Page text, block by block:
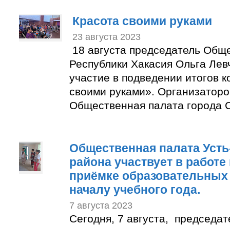
Красота своими руками
23 августа 2023
18 августа председатель
Республики Хакасия Ольга
участие в подведении итогов
своими руками».
Общественная палата города
Общественная палата
района участвует в
приёмке образовательных
началу учебного года.
7 августа 2023
Сегодня, 7 августа,